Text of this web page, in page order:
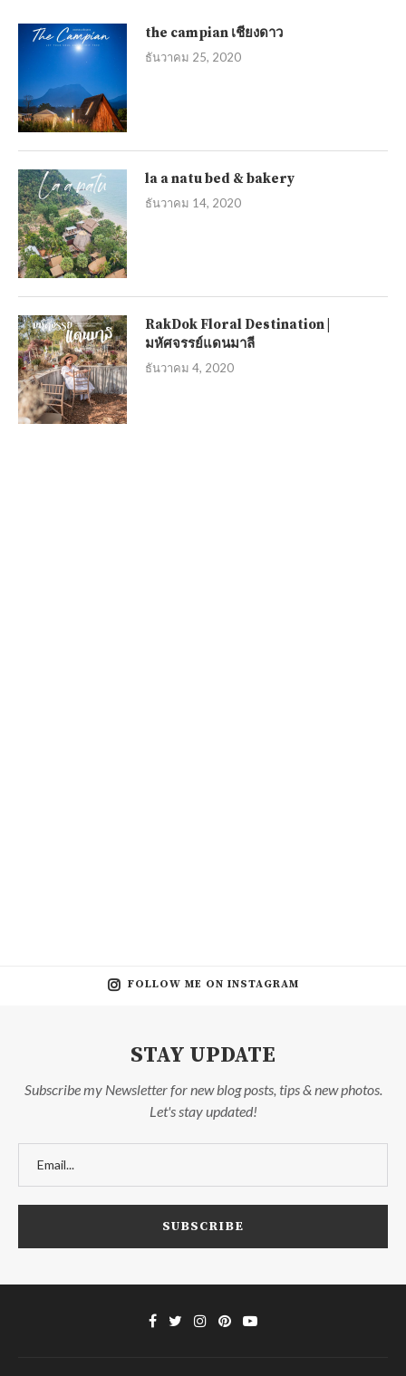
the campian เชียงดาว
ธันวาคม 25, 2020
la a natu bed & bakery
ธันวาคม 14, 2020
RakDok Floral Destination |
มหัศจรรย์แดนมาลี
ธันวาคม 4, 2020
FOLLOW ME ON INSTAGRAM
STAY UPDATE
Subscribe my Newsletter for new blog posts, tips & new photos.
Let's stay updated!